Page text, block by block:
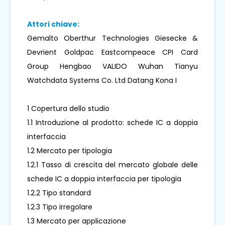
Attori chiave:
Gemalto Oberthur Technologies Giesecke &
Devrient Goldpac Eastcompeace CPI Card
Group Hengbao VALIDO Wuhan Tianyu
Watchdata Systems Co. Ltd Datang Kona I
1 Copertura dello studio
1.1 Introduzione al prodotto: schede IC a doppia
interfaccia
1.2 Mercato per tipologia
1.2.1 Tasso di crescita del mercato globale delle
schede IC a doppia interfaccia per tipologia
1.2.2 Tipo standard
1.2.3 Tipo irregolare
1.3 Mercato per applicazione